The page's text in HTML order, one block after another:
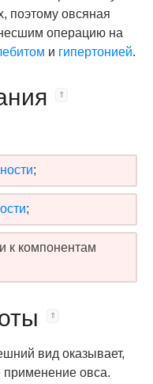
поэтому овсяная
операцию на
и гипертонией.
;
;
к компонентам
вид оказывает,
применение овса.